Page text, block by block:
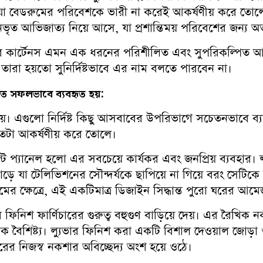
বেডরুমের পরিবেশকে ভারী না করেই আকর্ষণীয় করে
আভিজাত্য নিয়ে আসে, যা প্রশান্তিময় পরিবেশের জন্য
কার্টেনস এমন এক ধরনের পরিশীলিত এবং সুপরিকল্পিত
হয়তো সুনির্দিষ্টভাবে এর নাম বলতে পারবেন না।
সফলভাবেব্যবহৃতহয়:
এগুলো নির্দিষ্ট কিছু আসবাবের উপরিভাগে সচেতনভাবে
আকর্ষণীয় করে তোলে।
প্যানেল হলো এর সবচেয়ে কার্যকর এবং জনপ্রিয়
টেলিভিশনের সৌন্দর্যকে ছাপিয়ে না গিয়ে বরং সেটিকে
ক্ষেত্রে, এই একটিমাত্র ডিজাইন সিদ্ধান্ত পুরো ঘরের
ফিনিশ ফার্ণিচারের গুরুত্ব বহুগুণ বাড়িয়ে দেয়। এর
বৈশিষ্ট্য। ল্যুভার ফিনিশ করা একটি বিশাল দেওয়াল
নিজস্ব নকশার অবিচ্ছেদ্য অংশ হয়ে ওঠে।